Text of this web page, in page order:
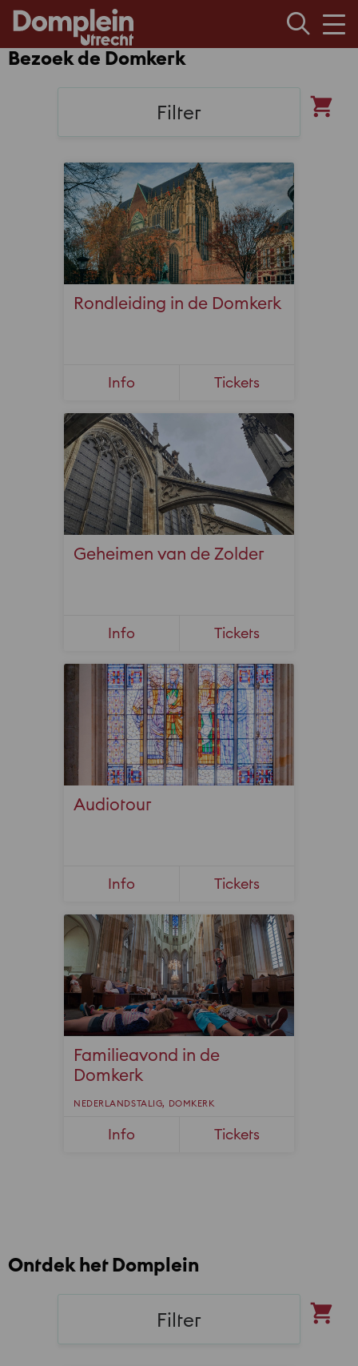
Bezoek de Domkerk
Ontdek het Domplein